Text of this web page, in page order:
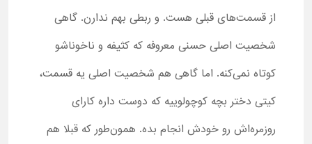
از قسمت‌های قبلی هست. و ربطی بهم ندارن. گاهی
شخصیت اصلی حسنی معروفه که کثیفه و ناخوناشو
کوتاه نمی‌کنه. اما گاهی هم شخصیت اصلی یه قسمت،
کیتی دختر بچه کوچولوییه که دوست داره کارای
روزمره‌اش رو خودش انجام بده. همون‌طور که قبلا هم